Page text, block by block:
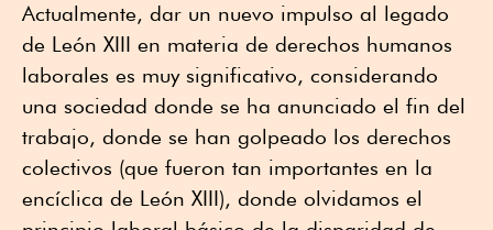
Actualmente, dar un nuevo impulso al legado
de León XIII en materia de derechos humanos
laborales es muy significativo, considerando
una sociedad donde se ha anunciado el fin del
trabajo, donde se han golpeado los derechos
colectivos (que fueron tan importantes en la
encíclica de León XIII), donde olvidamos el